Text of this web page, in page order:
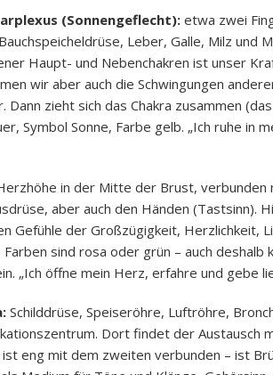
(Sonnengeflecht): etwa zwei
Leber, Galle, Milz und
Haupt- und Nebenchakren ist unser
wir aber auch die Schwingungen
Dann zieht sich das Chakra zusammen
Symbol Sonne, Farbe gelb. „Ich ruhe in
in der Mitte der Brust, verbunden
aber auch den Händen (Tastsinn).
Gefühle der Großzügigkeit, Herzlichkeit,
sind rosa oder grün – auch deshalb
„Ich öffne mein Herz, erfahre und gebe
Schilddrüse, Speiseröhre, Luftröhre,
Dort findet der Austausch
eng mit dem zweiten verbunden – ist